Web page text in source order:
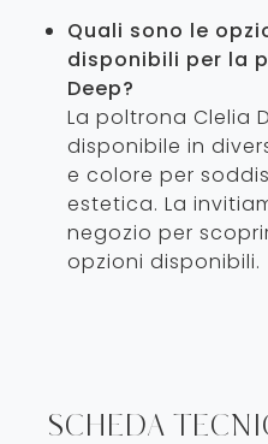
Quali sono le
disponibili per la
Deep?
La poltrona Clelia
disponibile in
e colore per
estetica. La
negozio per
opzioni disponibili.
SCHEDA